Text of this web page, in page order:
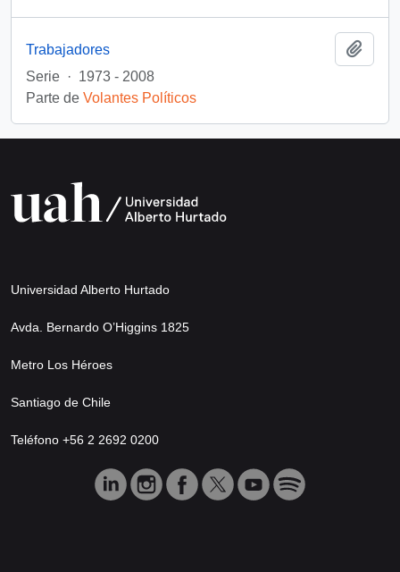
Trabajadores
Serie · 1973 - 2008
Parte de Volantes Políticos
Universidad Alberto Hurtado
Avda. Bernardo O’Higgins 1825
Metro Los Héroes
Santiago de Chile
Teléfono +56 2 2692 0200